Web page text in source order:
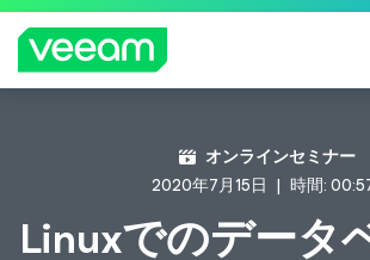
CrowdStrikeのコンテンツ更新によ
るお客様向けのVeeamのガ
を読
オンラインセミナー
2020年7月15日
時間:
Linuxでのデータ